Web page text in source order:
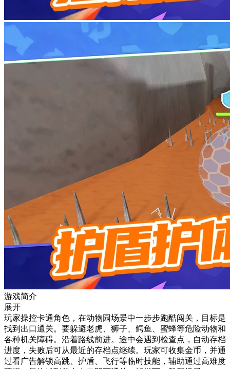
游戏简介
展开
玩家操控卡通角色，在动物园场景中一步步跑酷闯关，目标是
找到出口通关。要躲避老虎、狮子、鳄鱼、蜜蜂等危险动物和
各种机关障碍。沿着路线前进。途中会遇到检查点，自动存档
进度，失败后可从最近的存档点继续。玩家可收集金币，并通
过看广告解锁高跳、护盾、飞行等临时技能，辅助通过高难度